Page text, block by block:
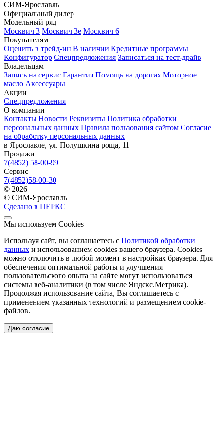
СИМ-Ярославль
Официальный дилер
Модельный ряд
Москвич 3 Москвич 3е Москвич 6
Покупателям
Оценить в трейд-ин В наличии Кредитные программы
Конфигуратор Спецпредложения Записаться на тест-драйв
Владельцам
Запись на сервис Гарантия Помощь на дорогах Моторное
масло Аксессуары
Акции
Спецпредложения
О компании
Контакты Новости Реквизиты Политика обработки
персональных данных Правила пользования сайтом Согласие
на обработку персональных данных
в Ярославле, ул. Полушкина роща, 11
Продажи
7(4852) 58-00-99
Сервис
7(4852)58-00-30
© 2026
© СИМ-Ярославль
Сделано в ПЕРКС
Мы используем Cookies
Используя сайт, вы соглашаетесь с Политикой обработки
данных и использованием cookies вашего браузера. Cookies
можно отключить в любой момент в настройках браузера. Для
обеспечения оптимальной работы и улучшения
пользовательского опыта на сайте могут использоваться
системы веб-аналитики (в том числе Яндекс.Метрика).
Продолжая использование сайта, Вы соглашаетесь с
применением указанных технологий и размещением cookie-
файлов.
Даю согласие